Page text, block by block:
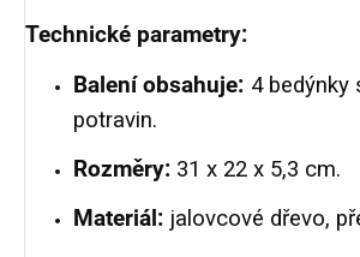
Technické parametry:
Balení obsahuje: 4 bedýnky
potravin.
Rozměry: 31 x 22 x 5,3 cm.
Materiál: jalovcové dřevo,